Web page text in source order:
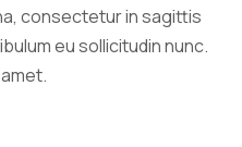
consectetur in sagittis
eu sollicitudin nunc.